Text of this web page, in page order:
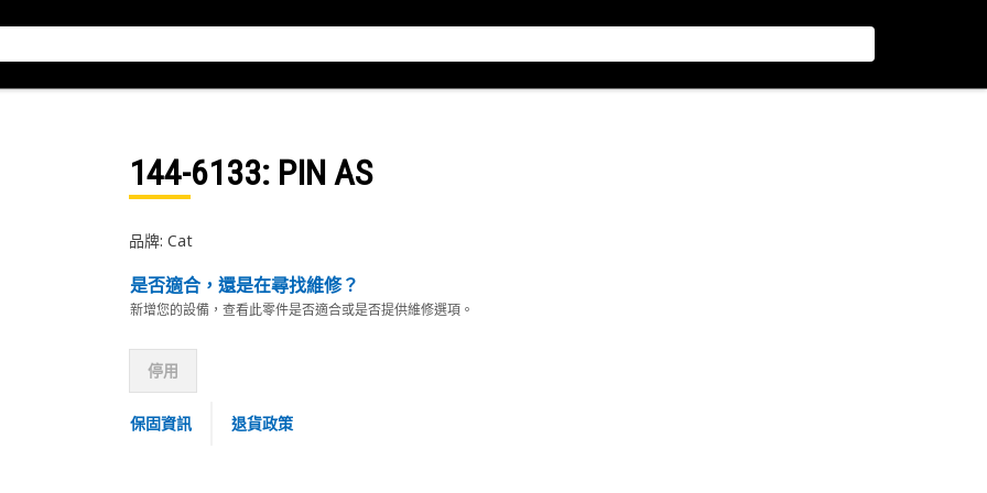
144-6133: PIN AS
品牌: Cat
是否適合，還是在尋找維修？
新增您的設備，查看此零件是否適合或是否提供維修選項。
停用
保固資訊 退貨政策